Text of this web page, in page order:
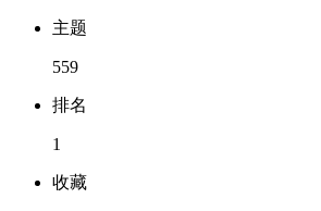
主题
559
排名
1
收藏